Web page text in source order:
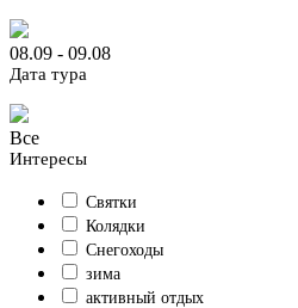
08.09 - 09.08
Дата тура
Все
Интересы
Святки
Колядки
Снегоходы
зима
активный отдых